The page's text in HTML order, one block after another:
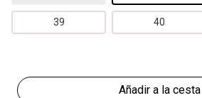
39 40